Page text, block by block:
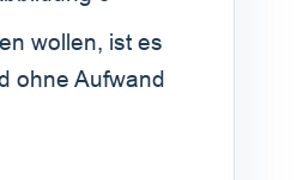
wollen, ist es
ohne Aufwand